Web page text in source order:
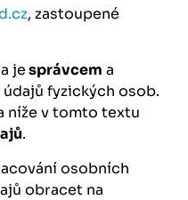
, zastoupené
jesprávcem a
fyzických osob.
níže v tomto textu
.
osobních
obracet na